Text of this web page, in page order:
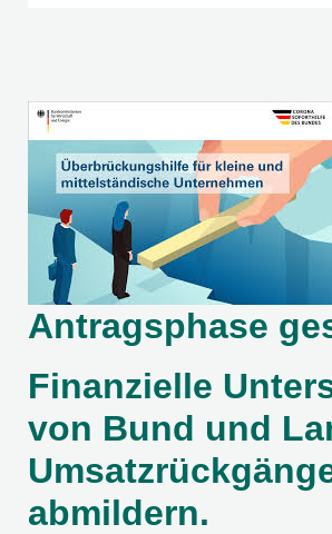
Antragsphase
Finanzielle
von Bund und
abmildern.